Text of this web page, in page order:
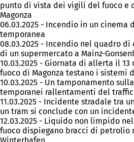
punto di vista dei vigili del fuoco e
Magonza
06.03.2025 - Incendio in un cinema
temporanea
08.03.2025 - Incendio nel quadro
di un supermercato a Mainz-
10.03.2025 - Giornata di allerta il
fuoco di Magonza testano i sistemi
10.03.2025 - Un tamponamento
temporanei rallentamenti del
11.03.2025 - Incidente stradale tra
un tram si conclude con un
12.03.2025 - Liquido non limpido
fuoco dispiegano bracci di petrolio